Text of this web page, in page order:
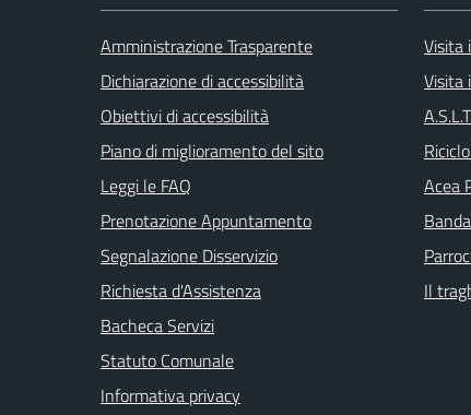
Amministrazione Trasparente
Dichiarazione di accessibilità
Obiettivi di accessibilità
Piano di miglioramento del sito
Leggi le FAQ
Prenotazione Appuntamento
Segnalazione Disservizio
Richiesta d'Assistenza
Bacheca Servizi
Statuto Comunale
Informativa privacy
Visita
Visita
Acea
Il